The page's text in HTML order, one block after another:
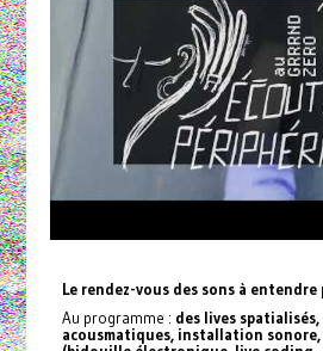
Le rendez-vous des sons à
Au programme : des lives
acousmatiques, installation sonore,